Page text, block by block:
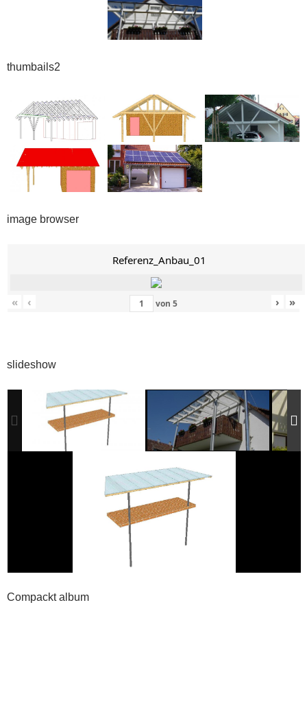
thumbails2
image browser
Referenz_Anbau_01
« ‹ von 5 › »
slideshow
Compackt album